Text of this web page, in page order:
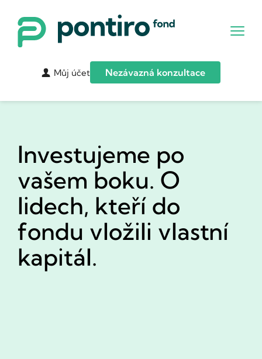
Můj účet Nezávazná konzultace
Investujeme po
vašem boku. O
lidech, kteří do
fondu vložili vlastní
kapitál.